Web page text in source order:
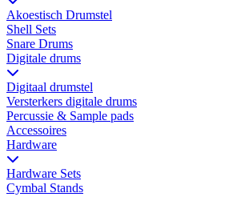
Akoestisch Drumstel
Shell Sets
Snare Drums
Digitale drums
Digitaal drumstel
Versterkers digitale drums
Percussie & Sample pads
Accessoires
Hardware
Hardware Sets
Cymbal Stands